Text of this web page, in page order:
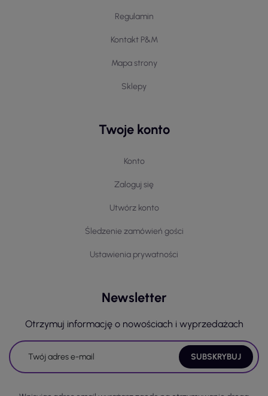
Regulamin
Kontakt P&M
Mapa strony
Sklepy
Twoje konto
Konto
Zaloguj się
Utwórz konto
Śledzenie zamówień gości
Ustawienia prywatności
Newsletter
Otrzymuj informację o nowościach i wyprzedażach